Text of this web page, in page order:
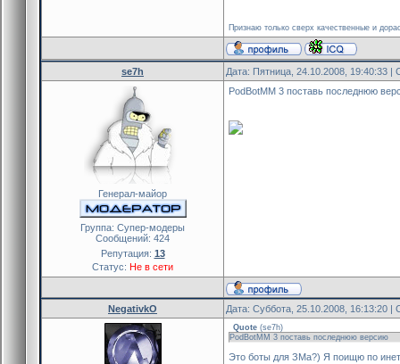
Признаю только сверх качественные и
se7h Дата: Пятница, 24.10.2008, 19:40:33
Генерал-майор
Группа: Cупер-модеры
Сообщений: 424
Репутация: 13
Статус: Не в сети
PodBotMM 3 поставь последнюю
NegativkO Дата: Суббота, 25.10.2008, 16:13:20
Quote (se7h)
PodBotMM 3 поставь последнюю версию
Это боты для ЗМа?) Я поищю по